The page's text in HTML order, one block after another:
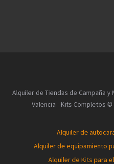
Alquiler de Tiendas de Campaña
Valencia - Kits Completos
Alquiler de
Alquiler de equipamiento
Alquiler de Kits para